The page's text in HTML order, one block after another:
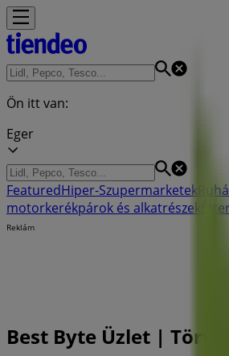
Ön itt van:
Eger
FeaturedHiper-Szupermarketek
motorkerékpárok és alkatrészek
Reklám
Best Byte Üzlet |